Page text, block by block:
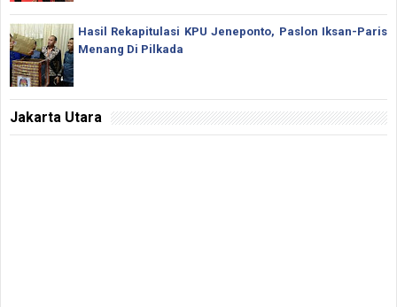
Hasil Rekapitulasi KPU Jeneponto, Paslon Iksan-Paris
Menang Di Pilkada
Jakarta Utara